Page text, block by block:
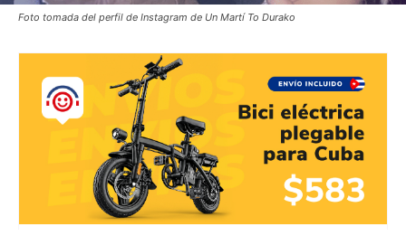
Foto tomada del perfil de Instagram de Un Martí To Durako